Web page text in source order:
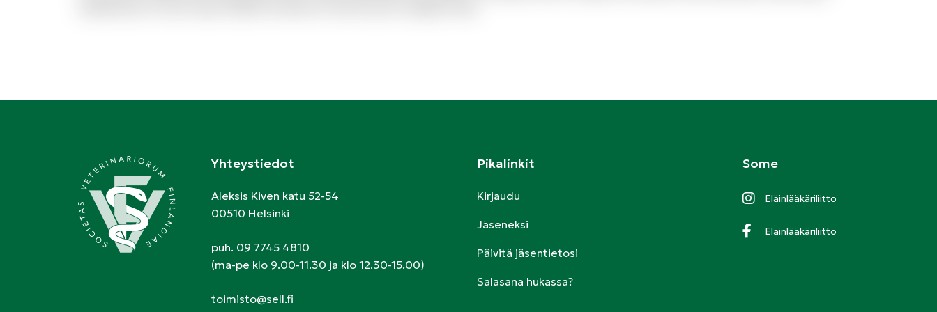
Yhteystiedot
Aleksis Kiven katu 52-54
00510 Helsinki
puh. 09 7745 4810
(ma-pe klo 9.00-11.30 ja klo 12.30-15.00)
toimisto@sell.fi
Pikalinkit
Kirjaudu
Jäseneksi
Päivitä jäsentietosi
Salasana hukassa?
Some
Eläinlääkäriliitto
Eläinlääkäriliitto